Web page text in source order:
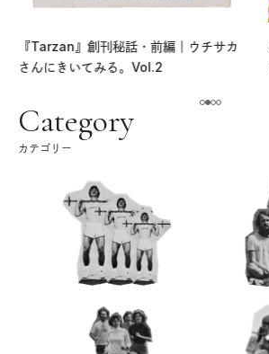
『Tarzan』創刊秘話・前編｜ウチサカ
さんにきいてみる。Vol.2
Category
カテゴリー